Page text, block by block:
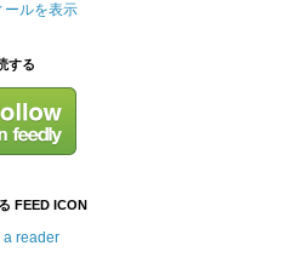
ールを表示
する
FEED ICON
a reader